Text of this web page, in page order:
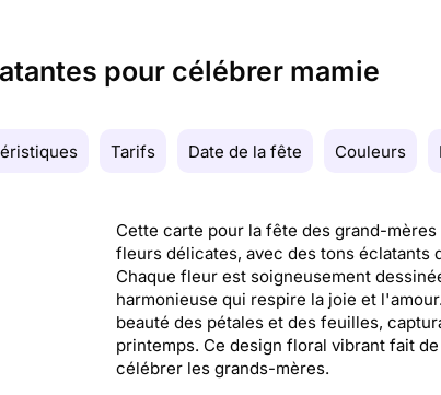
pour célébrer mamie
Tarifs Date de la fête Couleurs
Cette carte pour la fête des grand-
fleurs délicates, avec des tons éclatants
Chaque fleur est soigneusement
harmonieuse qui respire la joie et
beauté des pétales et des feuilles,
printemps. Ce design floral vibrant fait
célébrer les grands-mères.